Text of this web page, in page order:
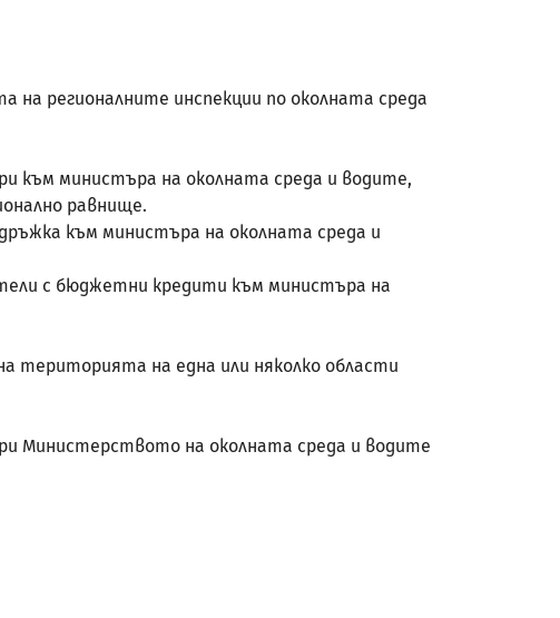
регионалните инспекции по околната среда
към министъра на околната среда и водите,
равнище.
към министъра на околната среда и
с бюджетни кредити към министъра на
територията на една или няколко области
Министерството на околната среда и водите